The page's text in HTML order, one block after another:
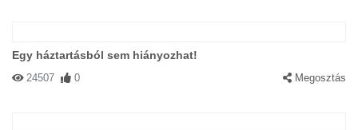
Egy háztartásból sem hiányozhat!
24507 0 Megosztás